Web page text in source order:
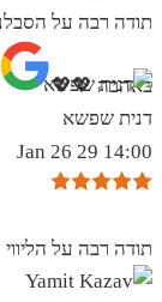
תודה רבה על
באהבה 💖💖
דנית שפשא
14:00 29 Jan 26
תודה רבה על